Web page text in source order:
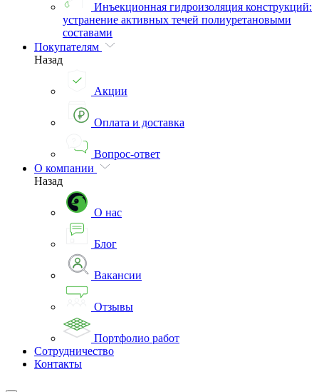
Инъекционная гидроизоляция конструкций:
устранение активных течей полиуретановыми
составами
Покупателям
Назад
Акции
Оплата и доставка
Вопрос-ответ
О компании
Назад
О нас
Блог
Вакансии
Отзывы
Портфолио работ
Сотрудничество
Контакты